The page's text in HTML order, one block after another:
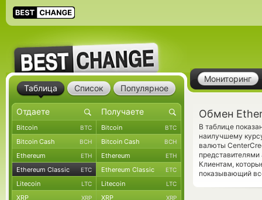
Мониторинг
Обмен
В таблице
наилучшему
валюты
Клиентам,
показывающий
Таблица Список Популярное
Bitcoin BTC Bitcoin BTC
Bitcoin Cash BCH Bitcoin Cash BCH
Ethereum ETH Ethereum ETH
Ethereum Classic ETC Ethereum Classic ETC
Litecoin LTC Litecoin LTC
XRP XRP XRP XRP